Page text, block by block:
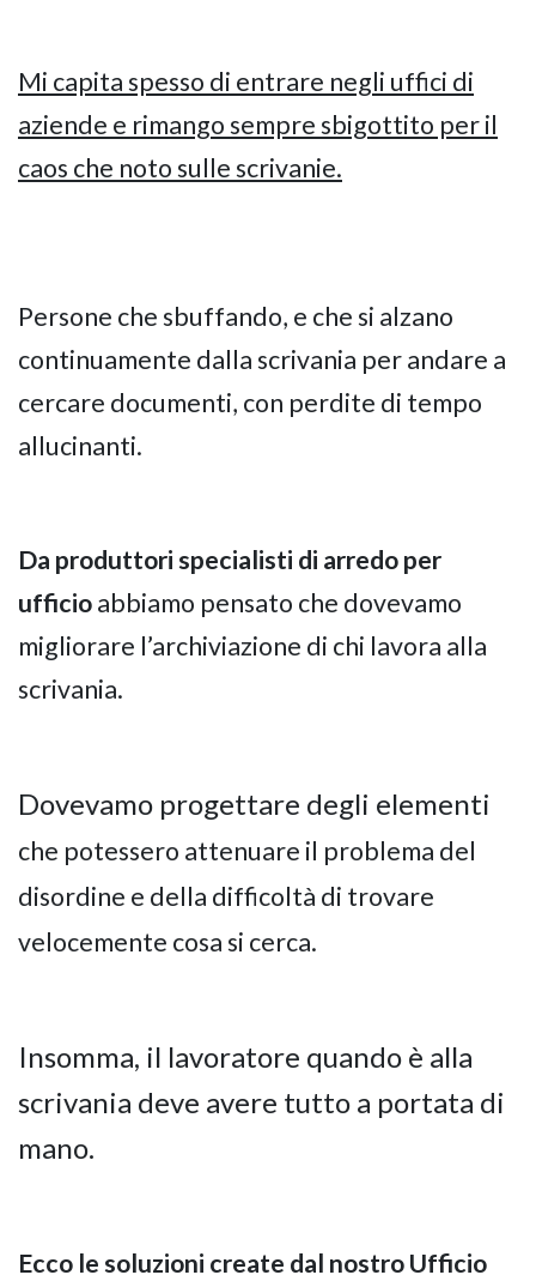
Mi capita spesso di entrare negli uffici di
aziende e rimango sempre sbigottito per il
caos che noto sulle scrivanie.
Persone che sbuffando, e che si alzano
continuamente dalla scrivania per andare a
cercare documenti, con perdite di tempo
allucinanti.
Da produttori specialisti di arredo per
ufficioabbiamo pensato che dovevamo
migliorare l’archiviazione di chi lavora alla
scrivania.
Dovevamo progettare degli elementi
che potessero attenuare il problema del
disordine e della difficoltà di trovare
velocemente cosa si cerca.
Insomma, il lavoratore quando è alla
scrivania deve avere tutto a portata di
mano.
Ecco le soluzioni create dal nostro Ufficio